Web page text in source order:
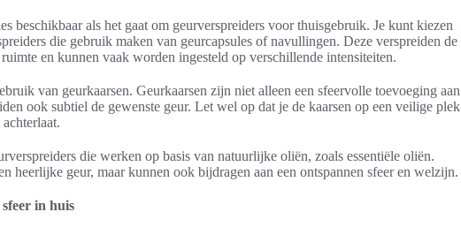
beschikbaar als het gaat om geurverspreiders voor thuisgebruik. Je kunt kiezen
die gebruik maken van geurcapsules of navullingen. Deze verspreiden de
en kunnen vaak worden ingesteld op verschillende intensiteiten.
van geurkaarsen. Geurkaarsen zijn niet alleen een sfeervolle toevoeging aan
ook subtiel de gewenste geur. Let wel op dat je de kaarsen op een veilige plek
die werken op basis van natuurlijke oliën, zoals essentiële oliën.
heerlijke geur, maar kunnen ook bijdragen aan een ontspannen sfeer en welzijn.
in huis